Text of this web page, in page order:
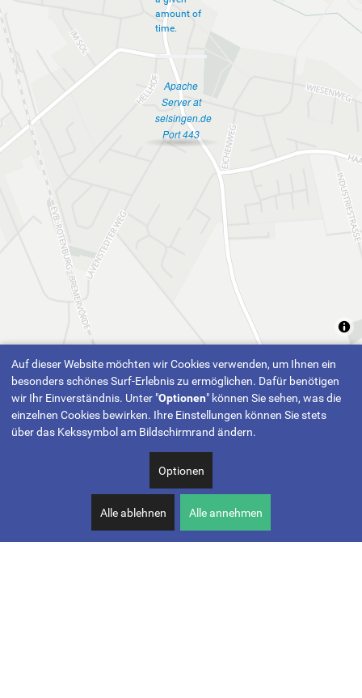
amount of
time.
Apache
Server at
selsingen.de
Port 443
Auf dieser Website möchten wir Cookies verwenden, um Ihnen ein
besonders schönes Surf-Erlebnis zu ermöglichen. Dafür benötigen
wir Ihr Einverständnis. Unter "Optionen" können Sie sehen, was die
einzelnen Cookies bewirken. Ihre Einstellungen können Sie stets
über das Kekssymbol am Bildschirmrand ändern.
Optionen
Alle ablehnen Alle annehmen